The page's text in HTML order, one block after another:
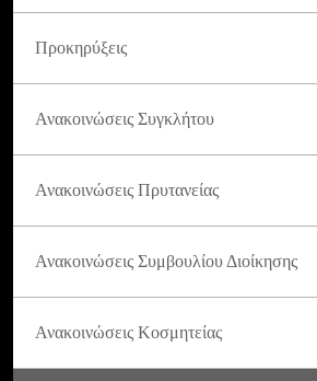
Προκηρύξεις
Ανακοινώσεις Συγκλήτου
Ανακοινώσεις Πρυτανείας
Ανακοινώσεις Συμβουλίου Διοίκησης
Ανακοινώσεις Κοσμητείας